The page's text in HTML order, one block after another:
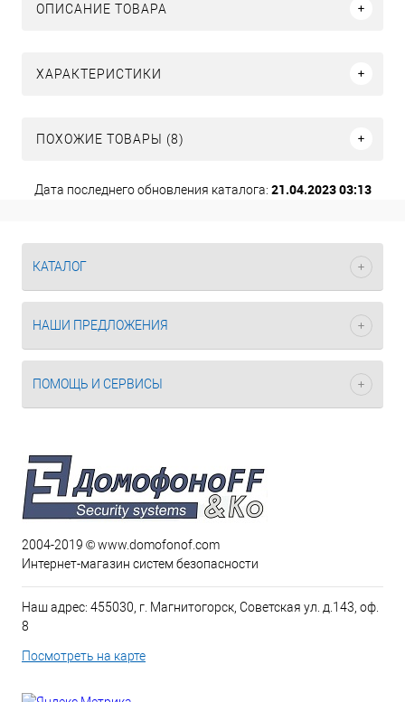
ОПИСАНИЕ ТОВАРА
ХАРАКТЕРИСТИКИ
ПОХОЖИЕ ТОВАРЫ (8)
Дата последнего обновления каталога: 21.04.2023 03:13
КАТАЛОГ
НАШИ ПРЕДЛОЖЕНИЯ
ПОМОЩЬ И СЕРВИСЫ
2004-2019 © www.domofonof.com
Интернет-магазин систем безопасности
Наш адрес: 455030, г. Магнитогорск, Советская ул. д.143, оф.
8
Посмотреть на карте